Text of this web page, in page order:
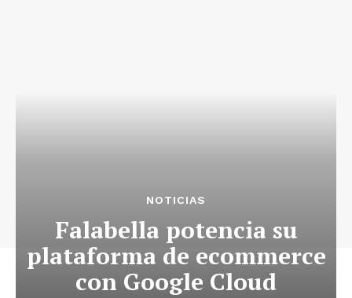
NOTICIAS
Falabella potencia su
plataforma de ecommerce
con Google Cloud